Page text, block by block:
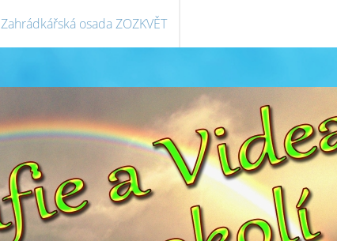
Zahrádkářská osada ZOZKVĚT